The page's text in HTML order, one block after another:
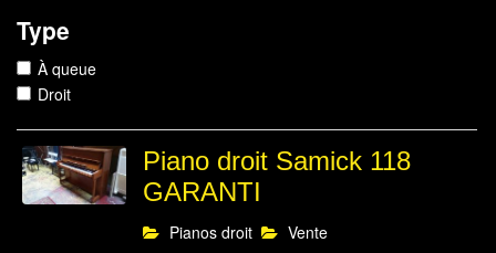
Type
À queue
Droit
Piano droit Samick 118
GARANTI
Pianos droit
Vente